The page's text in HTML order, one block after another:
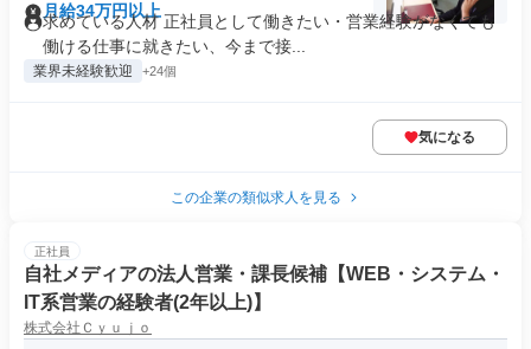
月給34万円以上
求めている人材 正社員として働きたい・営業経験がなくても
働ける仕事に就きたい、今まで接...
業界未経験歓迎 +24個
気になる
この企業の類似求人を見る
正社員
自社メディアの法人営業・課長候補【WEB・システム・
IT系営業の経験者(2年以上)】
株式会社Ｃｙｕｊｏ